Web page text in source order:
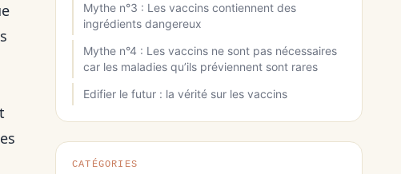
Mythe n°3 : Les vaccins contiennent des
ingrédients dangereux
Mythe n°4 : Les vaccins ne sont pas nécessaires
car les maladies qu’ils préviennent sont rares
Edifier le futur : la vérité sur les vaccins
CATÉGORIES